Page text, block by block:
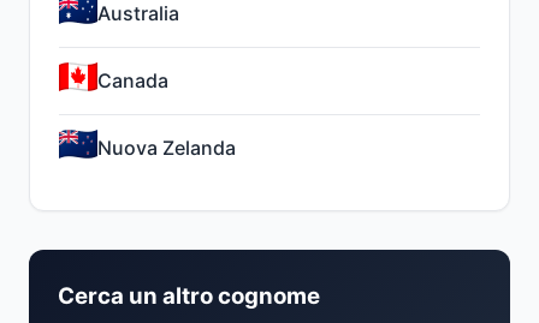
Australia
Canada
Nuova Zelanda
Cerca un altro cognome